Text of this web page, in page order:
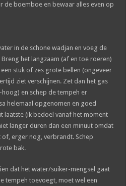
boemboe en bewaar alles even op
in de schone wadjan en voeg de
het langzaam (af en toe roeren)
stuk of zes grote bellen (ongeveer
ziet verschijnen. Zet dan het gas
en schep de tempeh er
helemaal opgenomen en goed
laatste (ik bedoel vanaf het moment
langer duren dan een minuut omdat
erger nog, verbrandt. Schep
bak.
dat het water/suiker-mengsel gaat
tempeh toevoegt, moet wel een